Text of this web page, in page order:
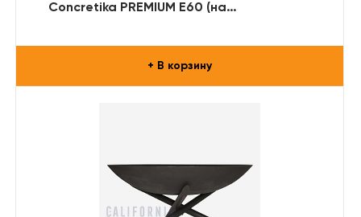
Concretika PREMIUM E60 (на
+ В корзину